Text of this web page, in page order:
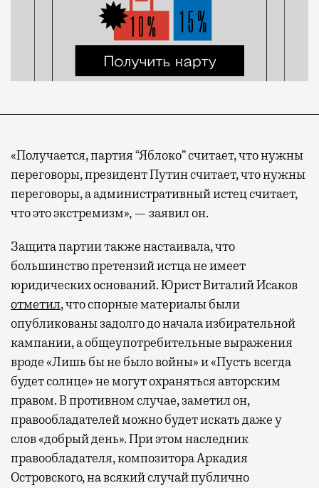
«Получается, партия “Яблоко” считает, что нужны
переговоры, президент Путин считает, что нужны
переговоры, а административный истец считает,
что это экстремизм», — заявил он.
Защита партии также настаивала, что
большинство претензий истца не имеет
юридических оснований. Юрист Виталий Исаков
отметил, что спорные материалы были
опубликованы задолго до начала избирательной
кампании, а общеупотребительные выражения
вроде «Лишь бы не было войны» и «Пусть всегда
будет солнце» не могут охраняться авторским
правом. В противном случае, заметил он,
правообладателей можно будет искать даже у
слов «добрый день». При этом наследник
правообладателя, композитора Аркадия
Островского, на всякий случай публично